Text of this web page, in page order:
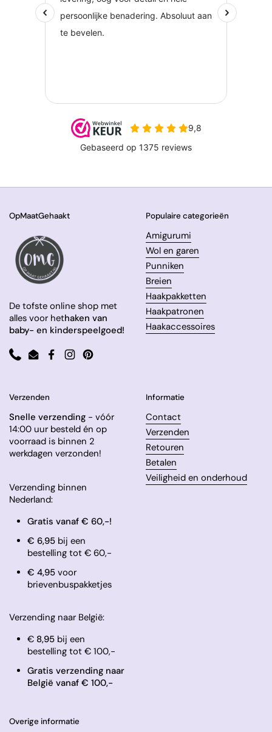
OpMaatGehaakt
De tofste online shop met
alles voor hethaken van
baby- en kinderspeelgoed!
PhoneEmailFacebook
InstagramPinterest
Populaire categorieën
Amigurumi
Wol en garen
Punniken
Breien
Haakpakketten
Haakpatronen
Haakaccessoires
Verzenden
Snelle verzending - vóór
14:00 uur besteld én op
voorraad is binnen 2
werkdagen verzonden!
Verzending binnen
Nederland:
Gratis vanaf € 60,-!
€ 6,95 bij een
bestelling tot € 60,-
​€ 4,95 voor
brievenbuspakketjes
Verzending naar België:
€ 8,95bij een
bestelling tot € 100,-
Gratis verzending naar
België vanaf € 100,-
Informatie
Contact
Verzenden
Retouren
Betalen
Veiligheid en onderhoud
Overige informatie